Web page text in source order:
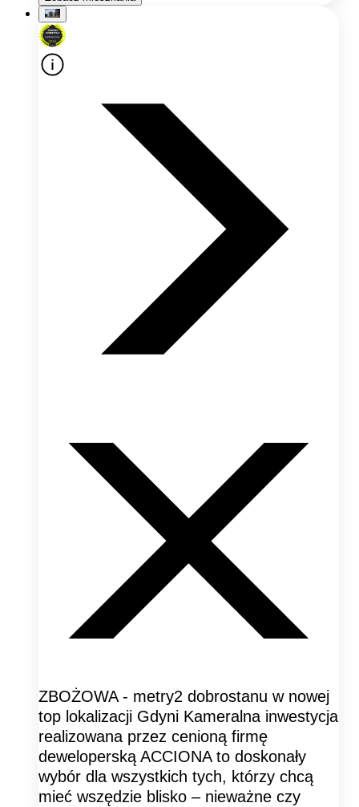
ZBOŻOWA - metry2 dobrostanu w nowej
top lokalizacji Gdyni Kameralna inwestycja
realizowana przez cenioną firmę
deweloperską ACCIONA to doskonały
wybór dla wszystkich tych, którzy chcą
mieć wszędzie blisko – nieważne czy